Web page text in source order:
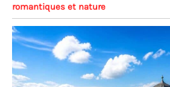
romantiques et nature